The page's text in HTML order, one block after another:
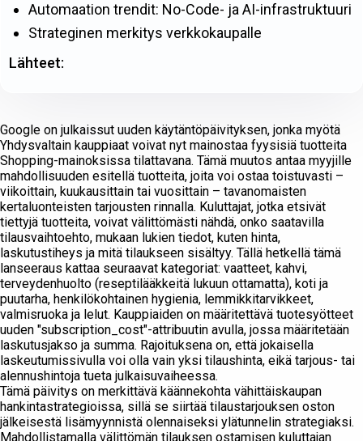
Google on julkaissut uuden käytäntöpäivityksen, jonka myötä
Yhdysvaltain kauppiaat voivat nyt mainostaa fyysisiä tuotteita
Shopping-mainoksissa tilattavana. Tämä muutos antaa myyjille
mahdollisuuden esitellä tuotteita, joita voi ostaa toistuvasti –
viikoittain, kuukausittain tai vuosittain – tavanomaisten
kertaluonteisten tarjousten rinnalla. Kuluttajat, jotka etsivät
tiettyjä tuotteita, voivat välittömästi nähdä, onko saatavilla
tilausvaihtoehto, mukaan lukien tiedot, kuten hinta,
laskutustiheys ja mitä tilaukseen sisältyy. Tällä hetkellä tämä
lanseeraus kattaa seuraavat kategoriat: vaatteet, kahvi,
terveydenhuolto (reseptilääkkeitä lukuun ottamatta), koti ja
puutarha, henkilökohtainen hygienia, lemmikkitarvikkeet,
valmisruoka ja lelut. Kauppiaiden on määritettävä tuotesyötteet
uuden "subscription_cost"-attribuutin avulla, jossa määritetään
laskutusjakso ja summa. Rajoituksena on, että jokaisella
laskeutumissivulla voi olla vain yksi tilaushinta, eikä tarjous- tai
alennushintoja tueta julkaisuvaiheessa.
Tämä päivitys on merkittävä käännekohta vähittäiskaupan
hankintastrategioissa, sillä se siirtää tilaustarjouksen oston
jälkeisestä lisämyynnistä olennaiseksi ylätunnelin strategiaksi.
Mahdollistamalla välittömän tilauksen ostamisen kuluttajan
Automaation trendit: No-Code- ja AI-infrastruktuuri
Strateginen merkitys verkkokaupalle
Lähteet: